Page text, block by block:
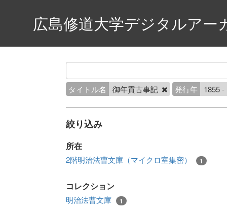
広島修道大学デジタルアー
タイトル名 御年貢古事記 発行年 1855
絞り込み
所在
2階明治法曹文庫（マイクロ室集密） 1
コレクション
明治法曹文庫 1